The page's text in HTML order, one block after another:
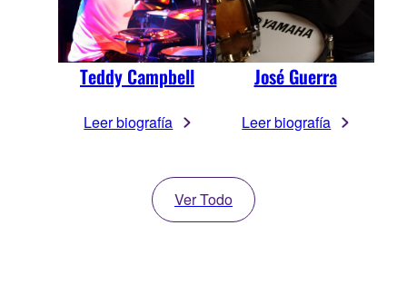
Teddy Campbell
Leer biografía
José Guerra
Leer biografía
Ver Todo